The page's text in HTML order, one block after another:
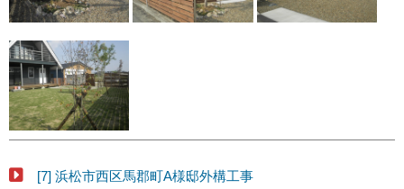
[7] 浜松市西区馬郡町A様邸外構工事